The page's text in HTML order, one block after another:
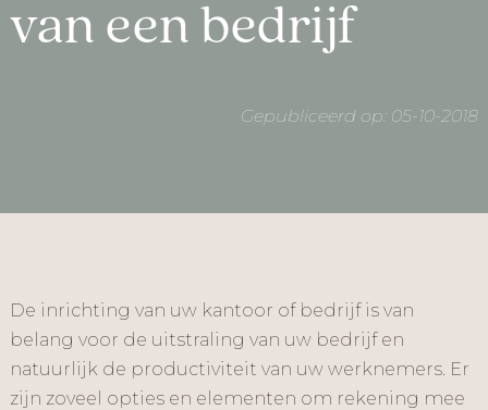
van een bedrijf
Gepubliceerd op: 05-10-2018
De inrichting van uw kantoor of bedrijf is van
belang voor de uitstraling van uw bedrijf en
natuurlijk de productiviteit van uw werknemers. Er
zijn zoveel opties en elementen om rekening mee